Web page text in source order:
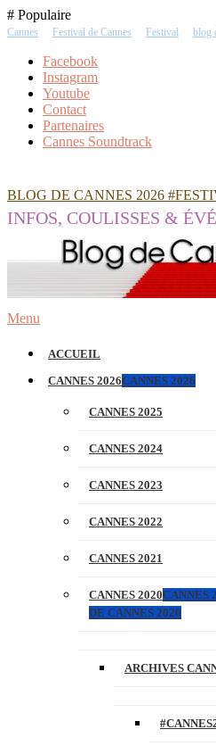
Skip
To
# Populaire
Cannes Festival de Cannes Festival blog
Facebook
Instagram
Youtube
Contact
Partenaires
Cannes Soundtrack
BLOG DE CANNES 2026
INFOS, COULISSES &
Menu
ACCUEIL
CANNES 2026CANNES 2026
CANNES 2025
CANNES 2024
CANNES 2023
CANNES 2022
CANNES 2021
CANNES 2020CANNES
DE CANNES 2020
ARCHIVES